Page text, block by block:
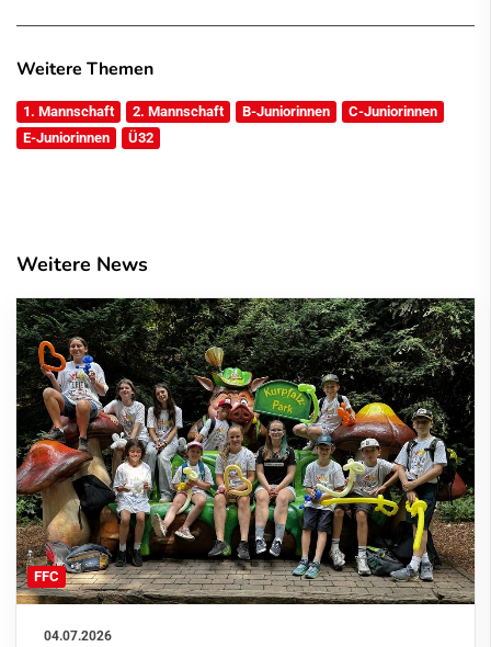
Weitere Themen
1. Mannschaft 2. Mannschaft B-Juniorinnen
C-Juniorinnen
E-Juniorinnen
Ü32
Weitere News
FFC
04.07.2026